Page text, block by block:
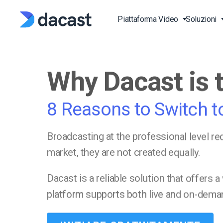
content
Piattaforma Video
Piattaforma di
Piattaforma Video
(OVP)
Over-the-Top (OTT)
Video on Demand
Trasmetti Video in Diretta
RTMP Streaming
Soluzioni
Streaming di Eventi dal
Lezioni di Fitness dal
Trasmetti Sport in
Chiese e Case di Culto
Governi e Comuni
Istituzioni Educative e
Learning
Video API
Documentazione API
Documentazione
Blog
Stampa
Studio di Casistiche
Conoscenza di Base
FAQ
Why Dacast is
8 Reasons to Switch
Broadcasting at the professional level
market, they are not created equally.
Dacast is a reliable solution that offers
platform supports both live and on-